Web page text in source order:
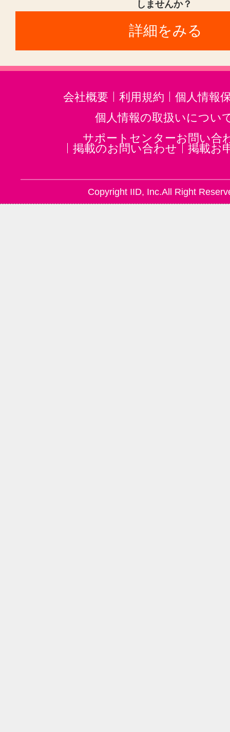
しませんか？
詳細をみる
会社概要 利用規約
個人情報
個人情報の取扱いについ
サポートセンターお問い合
掲載のお問い合わせ
掲載お
Copyright IID, Inc.All Right